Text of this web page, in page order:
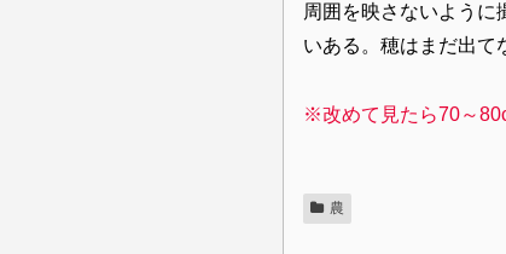
周囲を映さないように
いある。穂はまだ出て
※改めて見たら70～
農